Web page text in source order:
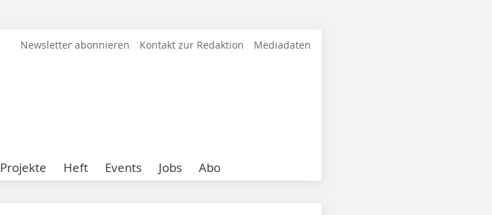
Newsletter abonnieren Kontakt zur Redaktion Mediadaten
Projekte Heft Events Jobs Abo